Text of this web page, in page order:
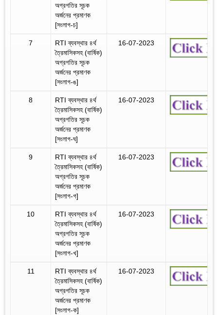
অগ্রগতির সূচক
অর্জনের প্রমাণক
[সংলাগ-চ]
7
RTI ব্যবস্থার ৪র্থ
ত্রৈমাসিকসহ (বার্ষিক)
অগ্রগতির সূচক
অর্জনের প্রমাণক
[সংলাগ-ঙ]
16-07-2023
8
RTI ব্যবস্থার ৪র্থ
ত্রৈমাসিকসহ (বার্ষিক)
অগ্রগতির সূচক
অর্জনের প্রমাণক
[সংলাগ-ঘ]
16-07-2023
9
RTI ব্যবস্থার ৪র্থ
ত্রৈমাসিকসহ (বার্ষিক)
অগ্রগতির সূচক
অর্জনের প্রমাণক
[সংলাগ-গ]
16-07-2023
10
RTI ব্যবস্থার ৪র্থ
ত্রৈমাসিকসহ (বার্ষিক)
অগ্রগতির সূচক
অর্জনের প্রমাণক
[সংলাগ-খ]
16-07-2023
11
RTI ব্যবস্থার ৪র্থ
ত্রৈমাসিকসহ (বার্ষিক)
অগ্রগতির সূচক
অর্জনের প্রমাণক
[সংলাগ-ক]
16-07-2023